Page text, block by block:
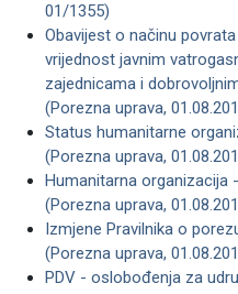
01/1355)
Obavijest o načinu
vrijednost javnim
zajednicama i
(Porezna uprava,
Status humanitarne
(Porezna uprava,
Humanitarna organizacija
(Porezna uprava,
Izmjene Pravilnika o
(Porezna uprava,
PDV - oslobođenja za